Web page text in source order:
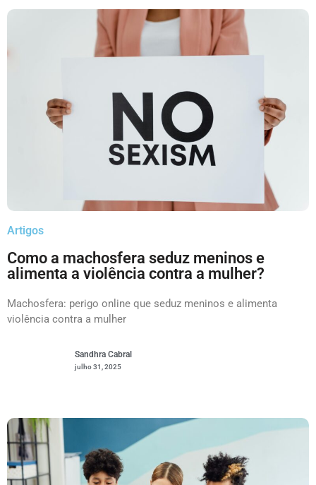
Artigos
Como a machosfera seduz meninos e
alimenta a violência contra a mulher?
Machosfera: perigo online que seduz meninos e alimenta
violência contra a mulher
Sandhra Cabral
julho 31, 2025